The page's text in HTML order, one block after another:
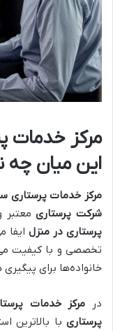
مرکز خدمات
این میان چه
مرکز خدمات پرستاری
شرکت پرستاریمعتبر
پرستاری در منزل ایفا
تخصصی و با کیفیت
خانواده‌ها برای
در مرکز خدمات
پرستاری با بالاترین